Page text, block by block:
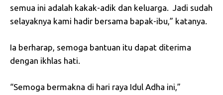
semua ini adalah kakak-adik dan keluarga. Jadi sudah
selayaknya kami hadir bersama bapak-ibu,” katanya.
Ia berharap, semoga bantuan itu dapat diterima
dengan ikhlas hati.
“Semoga bermakna di hari raya Idul Adha ini,”